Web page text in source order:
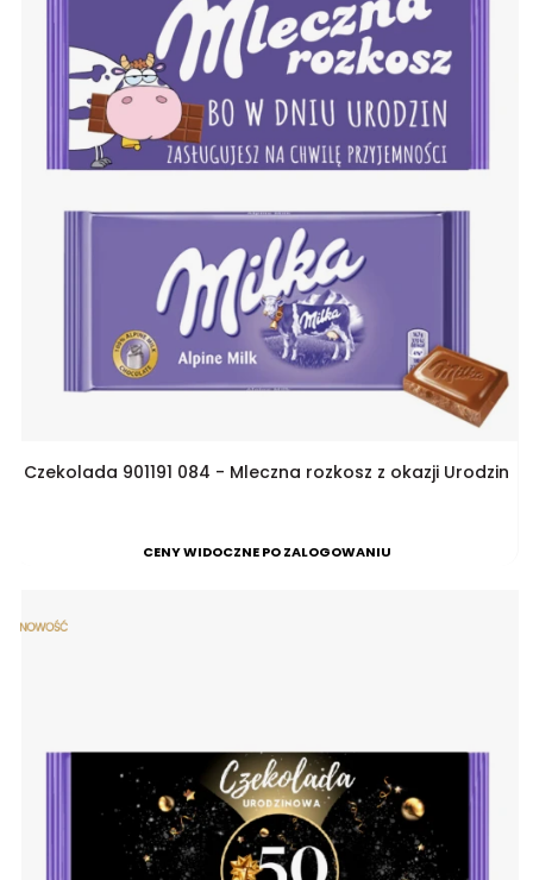
Czekolada 901191 084 - Mleczna rozkosz z okazji Urodzin
CENY WIDOCZNE PO ZALOGOWANIU